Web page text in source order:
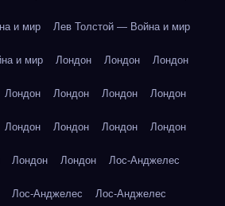
и мир Лев Толстой — Война и мир
и мир Лондон Лондон Лондон
Лондон Лондон Лондон Лондон
Лондон Лондон Лондон Лондон
Лондон Лондон Лос-Анджелес
Лос-Анджелес Лос-Анджелес